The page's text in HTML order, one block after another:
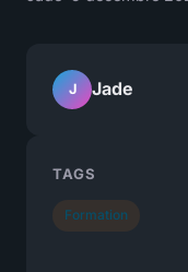
J Jade
TAGS
Formation